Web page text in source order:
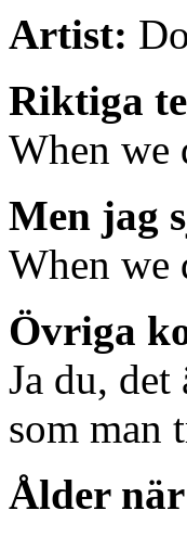
Artist:
Riktiga
When
Men jag
When we
Övriga
Ja du, det
som man
Ålder